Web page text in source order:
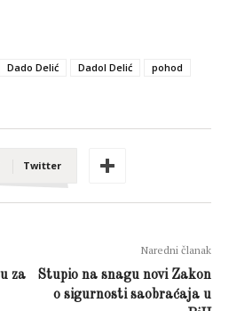
Dado Delić Dadol Delić
pohod
Twitter
za
Naredni članak
Stupio na snagu novi Zakon
o sigurnosti saobraćaja u